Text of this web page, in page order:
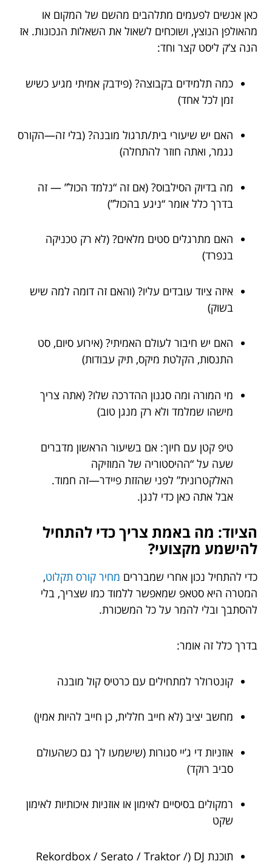
כאן אנשים לפעמים מתלהבים מהשם של המקום או
מהאולפן הנוצץ, ושוכחים לשאול את השאלות הנכונות. אז
הנה צ’ק ליסט קצר וחד:
כמה תלמידים בקבוצה? (פידבק אמיתי מגיע כשיש
זמן לכל אחד)
האם יש שיעורי בית/תרגול מובנה? (בלי זה—הקורס
נגמר, ואתה חוזר להתחלה)
מה בדיוק הסילבוס? (אם זה “נלמד הכול” — זה
בדרך כלל אומר “ניגע בהכול”)
האם מתרגלים סטים מלאים? (לא רק טכניקה
בנפרד)
איזה ציוד עובדים עליו? (והאם זה דומה למה שיש
בשוק)
האם יש חיבור לעולם האמיתי? (אירוע סיום, סט
התנסות, הקלטת מיקס, תיק עבודות)
מי המורה ומה סגנון ההדרכה שלו? (אתה צריך
מישהו שמלמד ולא רק מנגן טוב)
טיפ קטן עם חיוך: אם בשיעור הראשון מדברים
שעה על “ההיסטוריה של המוזיקה
האלקטרונית” לפני שהזזת פיידר—זה חמוד.
אבל אתה כאן כדי לנגן.
הציוד: מה באמת צריך כדי להתחיל
להישמע מקצועי?
כדי להתחיל נכון אחרי שמבררים מחיר קורס תקלוט,
המטרה היא סטאפ שמאפשר ללמוד כמו שצריך, בלי
להסתבך ובלי להמר על כל המשכורת.
בדרך כלל זה אומר:
קונטרולר למתחילים עם כרטיס קול מובנה
מחשב יציב (לא חייב חללית, כן חייב להיות אמין)
אוזניות די ג’יי סגורות (שישמעו לך גם כשהעולם
סביב רוקד)
רמקולים בסיסיים לאימון או אוזניות איכותיות לאימון
שקט
תוכנת DJ (Rekordbox / Serato / Traktor /